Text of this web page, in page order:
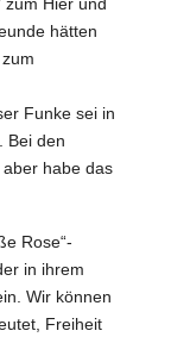
zum Hier und
hätten
Funke sei in
Bei den
habe das
Rose“-
in ihrem
Wir können
Freiheit